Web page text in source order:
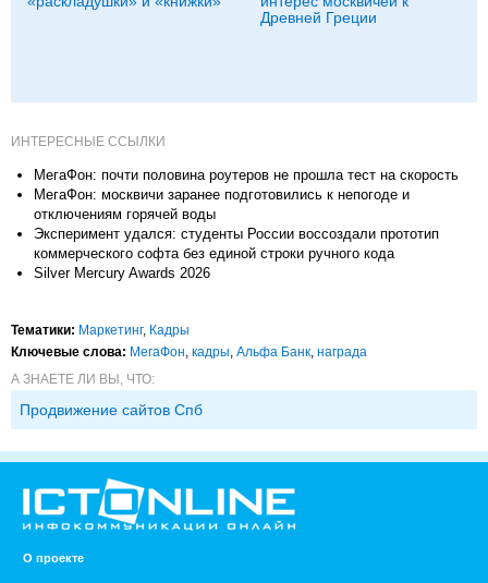
Древней Греции
ИНТЕРЕСНЫЕ ССЫЛКИ
МегаФон: почти половина роутеров не прошла тест на скорость
МегаФон: москвичи заранее подготовились к непогоде и
отключениям горячей воды
Эксперимент удался: студенты России воссоздали прототип
коммерческого софта без единой строки ручного кода
Silver Mercury Awards 2026
Тематики: Маркетинг, Кадры
Ключевые слова: МегаФон, кадры, Альфа Банк, награда
А ЗНАЕТЕ ЛИ ВЫ, ЧТО:
Продвижение сайтов Спб
О проекте